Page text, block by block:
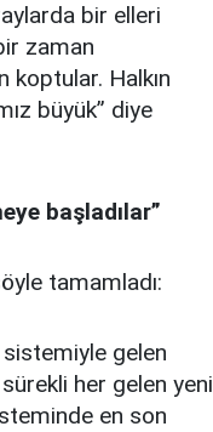
bir elleri
zaman
koptular. Halkın
büyük” diye
başladılar”
tamamladı:
gelen
her gelen yeni
en son